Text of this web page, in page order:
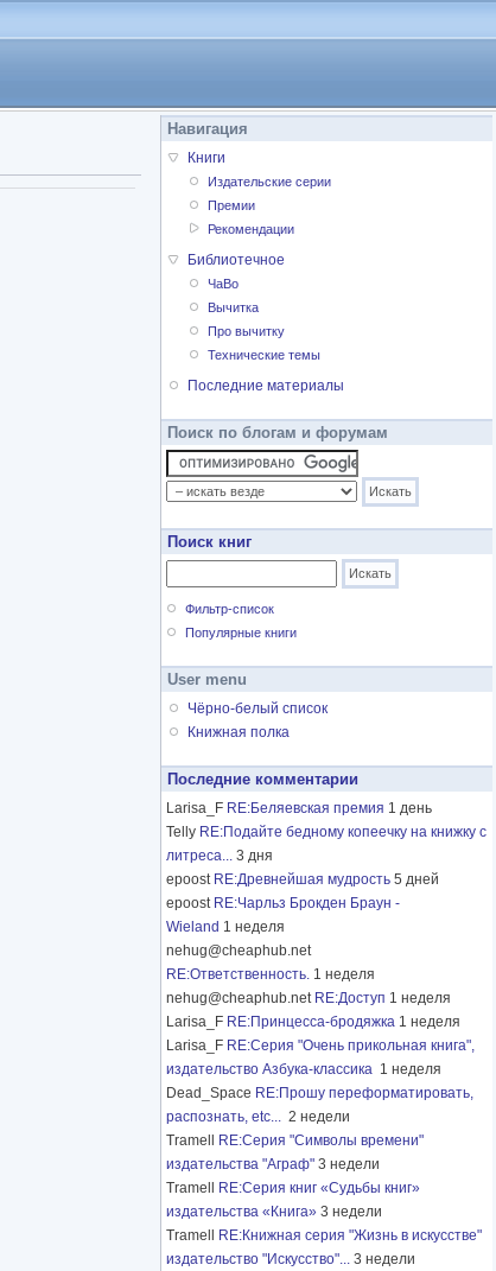
Навигация
Книги
Издательские серии
Премии
Рекомендации
Библиотечное
ЧаВо
Вычитка
Про вычитку
Технические темы
Последние материалы
Поиск по блогам и форумам
Поиск книг
Фильтр-список
Популярные книги
User menu
Чёрно-белый список
Книжная полка
Последние комментарии
Larisa_F RE:Беляевская премия 1 день
Telly RE:Подайте бедному копеечку на книжку с
литреса... 3 дня
epoost RE:Древнейшая мудрость 5 дней
epoost RE:Чарльз Брокден Браун -
Wieland 1 неделя
nehug@cheaphub.net
RE:Ответственность. 1 неделя
nehug@cheaphub.net RE:Доступ 1 неделя
Larisa_F RE:Принцесса-бродяжка 1 неделя
Larisa_F RE:Серия "Очень прикольная книга",
издательство Азбука-классика 1 неделя
Dead_Space RE:Прошу переформатировать,
распознать, etc... 2 недели
Tramell
RE:Серия "Символы времени"
издательства "Аграф" 3 недели
Tramell
RE:Серия книг «Судьбы книг»
издательства «Книга» 3 недели
Tramell
RE:Книжная серия "Жизнь в искусстве"
издательство "Искусство"... 3 недели